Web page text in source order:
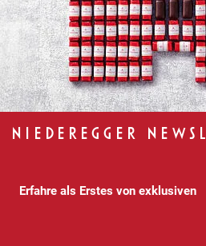
NIEDEREGGER
Erfahre als Erstes von exklusiven